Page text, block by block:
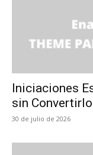
Iniciaciones
sin
30 de julio de 2026